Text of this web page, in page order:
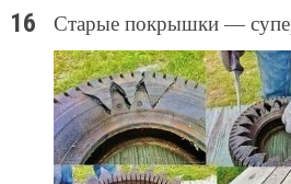
Старые покрышки —